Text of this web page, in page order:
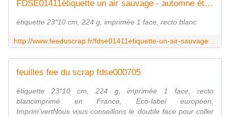
FDSE01411étiquette un air sauvage - automne étiquettes rectangles FEE DU SCRAP
étiquette 23*10 cm, 224 g, imprimée 1 face, recto blanc
feuilles fee du scrap fdse000705
étiquette 23*10 cm, 224 g, imprimée 1 face, recto
blancimprimé en France, Eco-label européen,
Imprim'vertNous vous conseillons le double face pour coller